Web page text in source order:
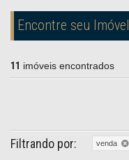
Encontre seu Imóvel
11 imóveis encontrados
Filtrando por: venda